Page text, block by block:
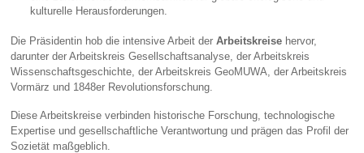
kulturelle Herausforderungen.
Die Präsidentin hob die intensive Arbeit derArbeitskreise hervor,
darunter der Arbeitskreis Gesellschaftsanalyse, der Arbeitskreis
Wissenschaftsgeschichte, der Arbeitskreis GeoMUWA, der Arbeitskreis
Vormärz und 1848er Revolutionsforschung.
Diese Arbeitskreise verbinden historische Forschung, technologische
Expertise und gesellschaftliche Verantwortung und prägen das Profil der
Sozietät maßgeblich.